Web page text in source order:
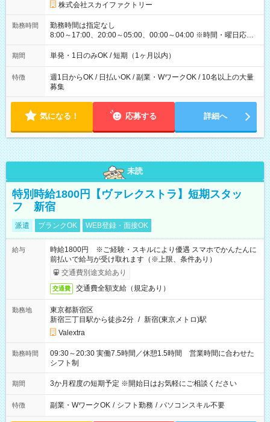
株式会社スカイファクトリー
勤務時間
勤務時間は指定なし
8:00～17:00、20:00～05:00、00:00～04:00 ※時間・曜日応相
談 ※深夜・早朝帯もあり ※週1日、1日4ｈから勤務OK！ もち
ろん週5以上のレギュラーワークも☆ 平日のみ・土日のみも
期間 単発・1日のみOK / 短期（1ヶ月以内）
特徴
週1日からOK / 日払いOK / 副業・WワークOK / 10名以上の大量
募集
気になる！ 応募する 詳細へ
未読
特別時給1800円【ヴァレクストラ】短期スタッ
フ 新宿
派遣 ブランクOK WEB登録・面接OK
給与
時給1800円 ※ご経験・スキルにより優遇 スマホでかんたんに
前払いで給与が受け取れます（※上限、条件あり）
交通費別途支給あり
交通費 交通費全額支給（規定あり）
勤務地
東京都新宿区
新宿三丁目駅から徒歩2分 / 新宿(東京メトロ)駅
Valextra
勤務時間
09:30～20:30 実働7.5時間／休憩1.5時間 営業時間に合わせた
シフト制
期間 3か月程度の短期予定 ※開始日はお気軽にご相談ください
特徴 副業・WワークOK / シフト勤務 / パソコンスキル不要